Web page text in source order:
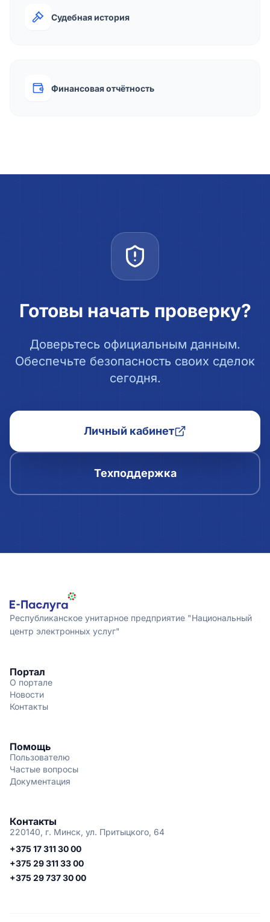
Судебная история
Финансовая отчётность
Готовы начать проверку?
Доверьтесь официальным данным.
Обеспечьте безопасность своих сделок
сегодня.
Личный кабинет
Техподдержка
Республиканское унитарное предприятие "Национальный
центр электронных услуг"
Портал
О портале
Новости
Контакты
Помощь
Пользователю
Частые вопросы
Документация
Контакты
220140, г. Минск, ул. Притыцкого, 64
+375 17 311 30 00
+375 29 311 33 00
+375 29 737 30 00